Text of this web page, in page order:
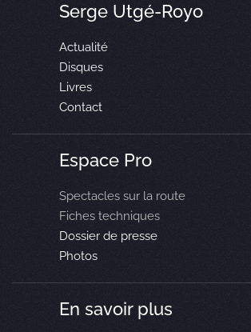
Serge Utgé-Royo
Actualité
Disques
Livres
Contact
Espace Pro
Spectacles sur la route
Fiches techniques
Dossier de presse
Photos
En savoir plus